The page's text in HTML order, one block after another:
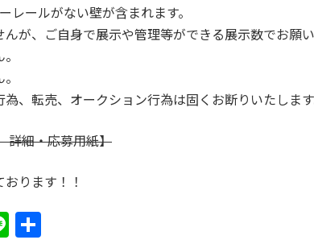
ールがない壁が含まれます。
が、ご自身で展示や管理等ができる展示数でお願い
、転売、オークション行為は固くお断りいたします
細・応募用紙】
ります！！
Li